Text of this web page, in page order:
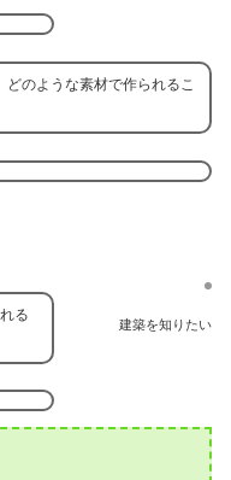
どのような素材で作られるこ
建築を知りたい
る